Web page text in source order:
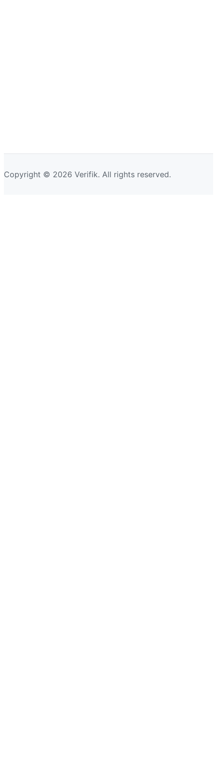
Copyright © 2026 Verifik. All rights reserved.